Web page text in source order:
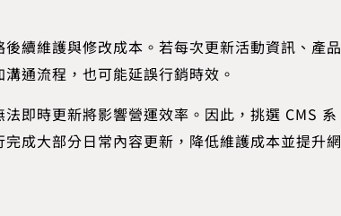
續維護與修改成本。若每次更新活動資訊、產品
通流程，也可能延誤行銷時效。
即時更新將影響營運效率。因此，挑選 CMS 系
成大部分日常內容更新，降低維護成本並提升網